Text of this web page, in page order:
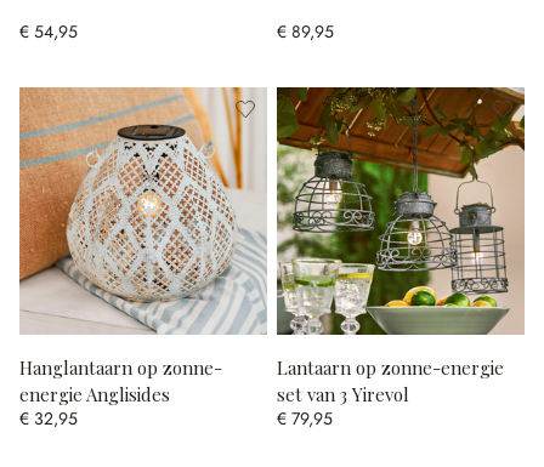
€ 54,95 € 89,95
Hanglantaarn op zonne-
energie Anglisides
€ 32,95
Lantaarn op zonne-energie
set van 3 Yirevol
€ 79,95